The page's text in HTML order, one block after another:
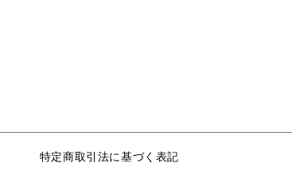
特定商取引法に基づく表記